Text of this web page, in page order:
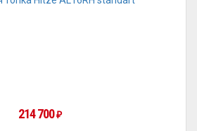
214 700₽